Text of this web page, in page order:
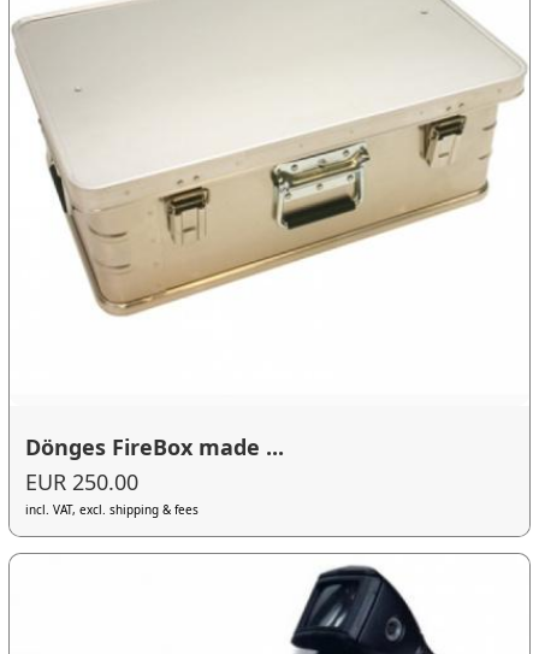
Dönges FireBox made ...
EUR 250.00
incl. VAT, excl. shipping & fees